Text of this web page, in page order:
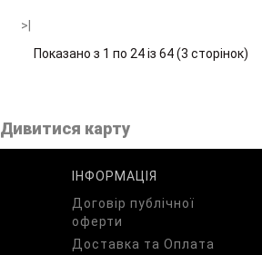
>|
Показано з 1 по 24 із 64 (3 сторінок)
Дивитися карту
ІНФОРМАЦІЯ
Договір публічної
оферти
Доставка та Оплата